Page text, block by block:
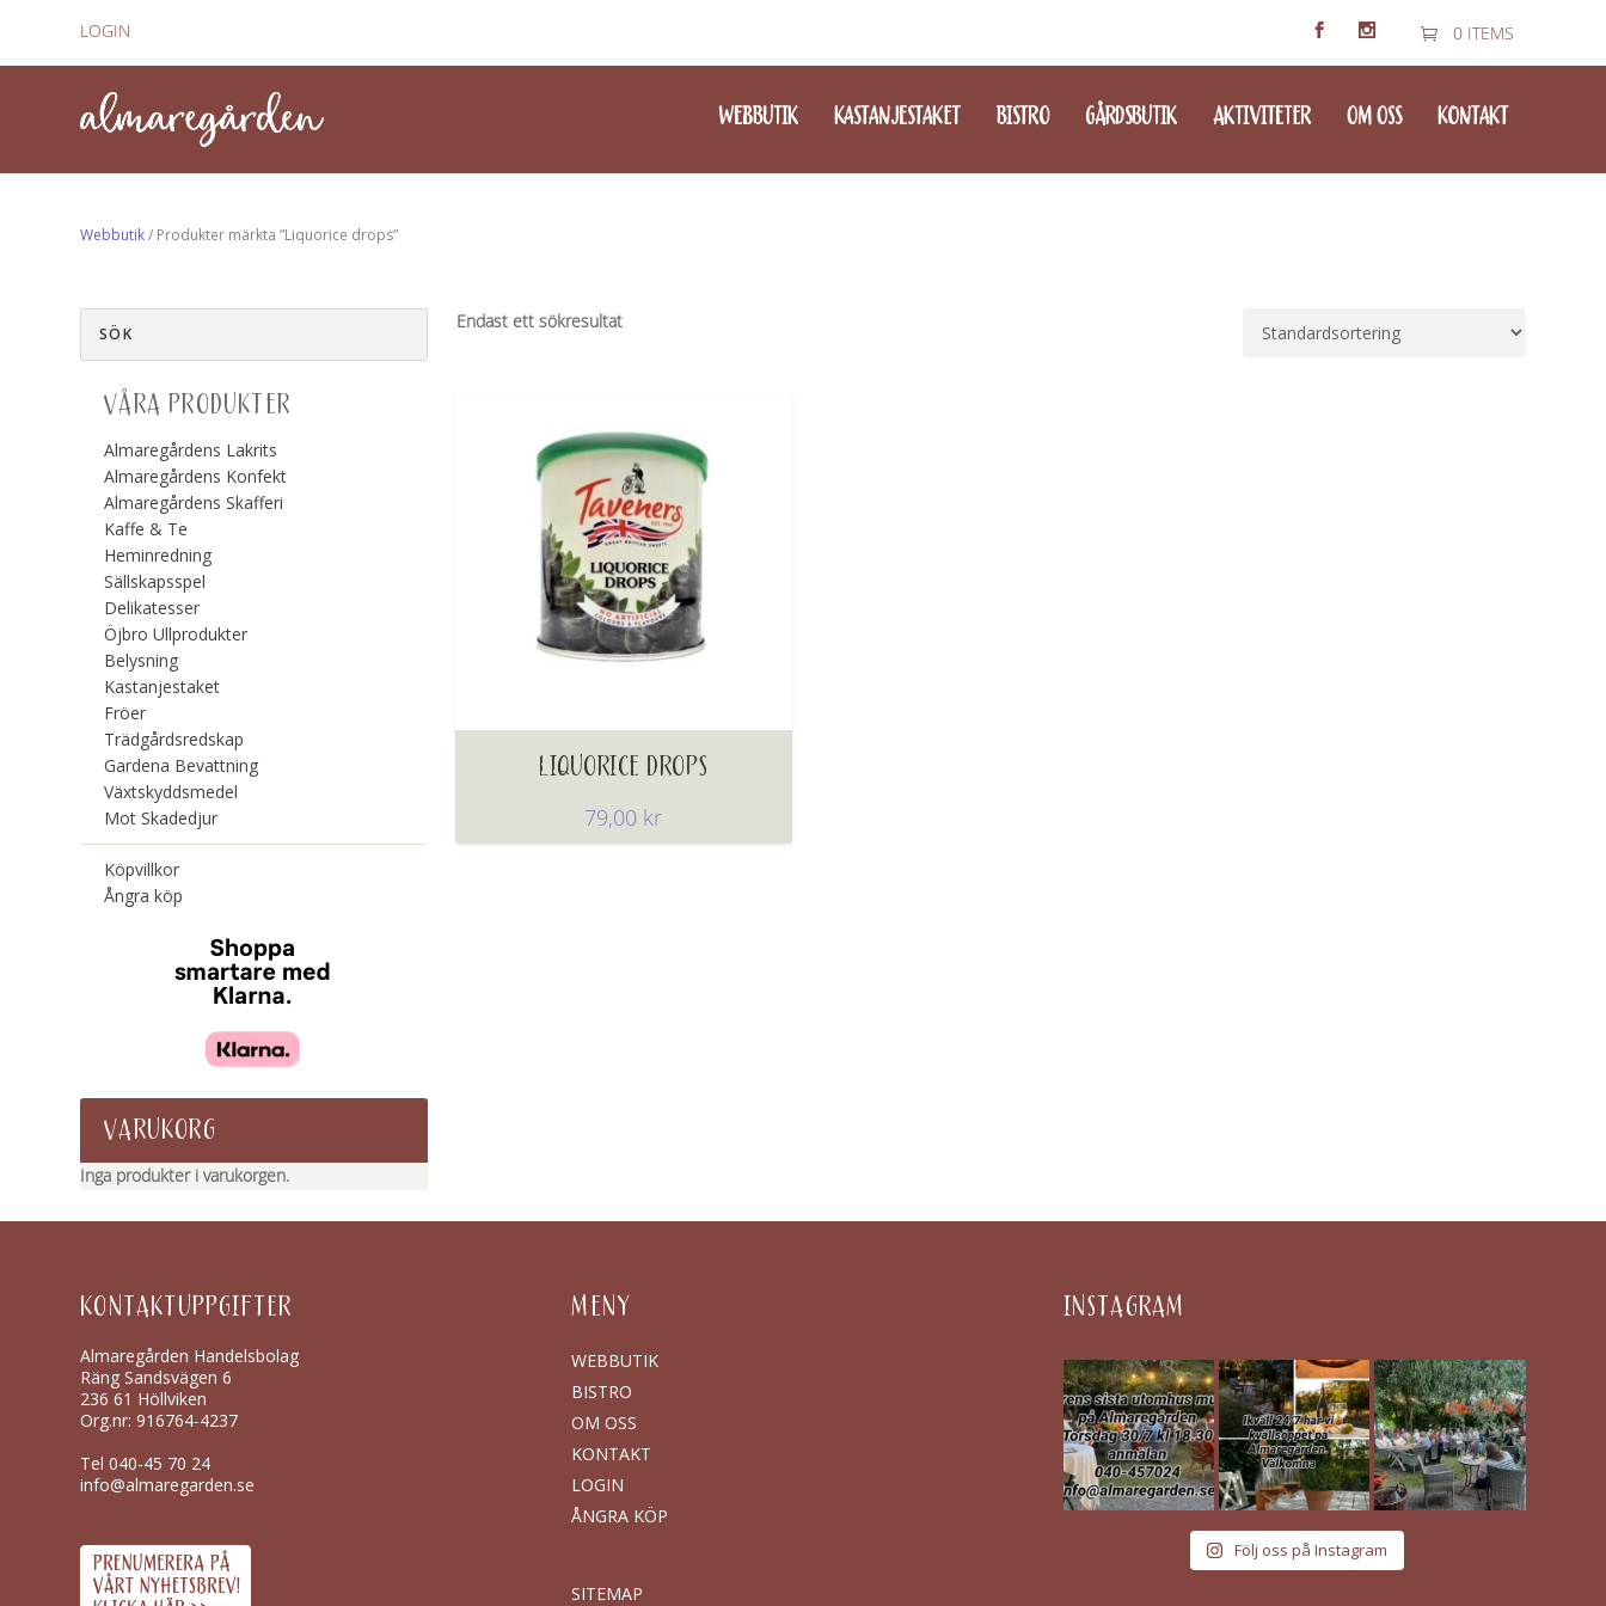
LOGIN 0 ITEMS
WEBBUTIK KASTANJESTAKET BISTRO GÅRDSBUTIK AKTIVITETER OM OSS KONTAKT
Webbutik/ Produkter märkta ”Liquorice drops”
Endast ett sökresultat
LIQUORICE DROPS
79,00 kr
VÅRA PRODUKTER
Almaregårdens Lakrits
Almaregårdens Konfekt
Almaregårdens Skafferi
Kaffe & Te
Heminredning
Sällskapsspel
Delikatesser
Öjbro Ullprodukter
Belysning
Kastanjestaket
Fröer
Trädgårdsredskap
Gardena Bevattning
Växtskyddsmedel
Mot Skadedjur
Köpvillkor
Ångra köp
VARUKORG
Inga produkter i varukorgen.
KONTAKTUPPGIFTER
Almaregården Handelsbolag
Räng Sandsvägen 6
236 61 Höllviken
Org.nr: 916764-4237
Tel040-45 70 24
info@almaregarden.se
MENY
WEBBUTIK
BISTRO
OM OSS
KONTAKT
LOGIN
ÅNGRA KÖP
SITEMAP
INSTAGRAM
Följ oss på Instagram